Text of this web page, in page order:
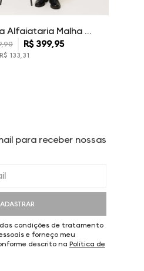
Calça Alfaiataria Malha Dudalina Masculina
,90 R$ 399,95
R$ 133 31
para receber nossas
condições de tratamento
e forneço meu
descrito na Política de